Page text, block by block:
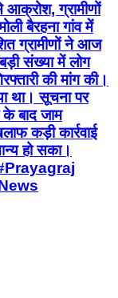
आक्रोश, ग्रामीणों
बैरहना गांव में
ग्रामीणों ने आज
संख्या में लोग
की मांग की।
था। सूचना पर
बाद जाम
कड़ी कार्रवाई
हो सका।